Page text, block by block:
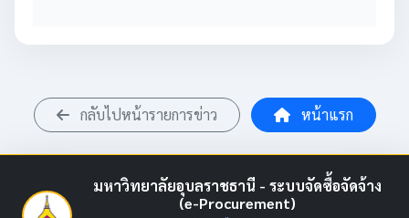
กลับไปหน้ารายการข่าว หน้าแรก
มหาวิทยาลัยอุบลราชธานี - ระบบจัดซื้อจัดจ้าง
(e-Procurement)